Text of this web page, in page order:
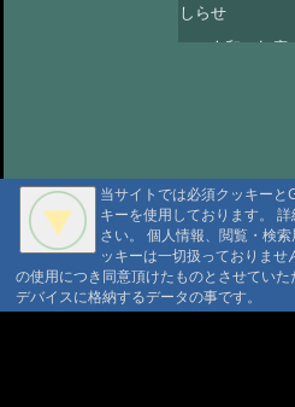
しらせ
#37:令和５年
#34:本日の雨飾
#33: 今期の営
#32:全国旅行支
#31:14日 オー
当サイトでは必須クッキー
キーを使用しております。
さい。 個人情報、閲覧・検
ッキーは一切扱っておりま
の使用につき同意頂けたものとさせてい
デバイスに格納するデータの事です。